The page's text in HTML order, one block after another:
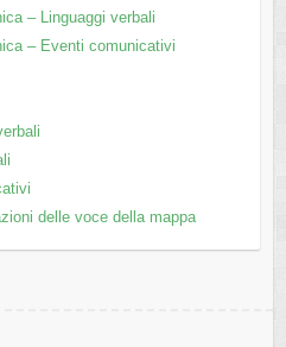
– Linguaggi verbali
– Eventi comunicativi
delle voce della mappa